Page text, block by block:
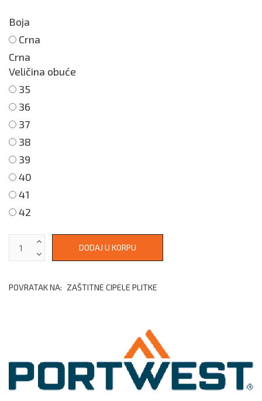
Boja
Crna
Crna
Veličina obuće
35
36
37
38
39
40
41
42
POVRATAK NA: ZAŠTITNE CIPELE PLITKE